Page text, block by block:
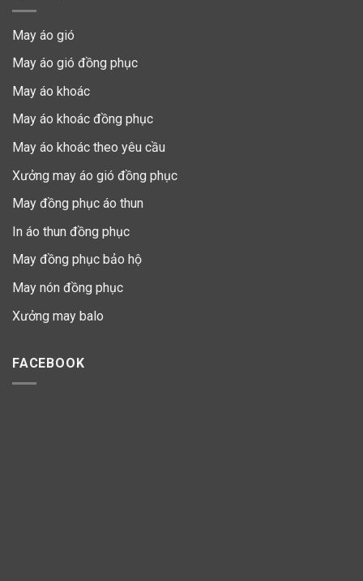
May áo gió
May áo gió đồng phục
May áo khoác
May áo khoác đồng phục
May áo khoác theo yêu cầu
Xưởng may áo gió đồng phục
May đồng phục áo thun
In áo thun đồng phục
May đồng phục bảo hộ
May nón đồng phục
Xưởng may balo
FACEBOOK